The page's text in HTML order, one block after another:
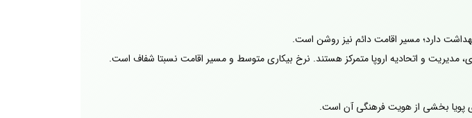
دارد؛ مسیر اقامت دائم نیز روشن است.
مدیریت و اتحادیه اروپا متمرکز هستند. نرخ بیکاری متوسط و مسیر اقامت نسبتا شفاف است.
پویا بخشی از هویت فرهنگی آن است.